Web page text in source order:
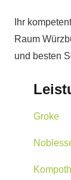
Ihr
Raum
und besten
Groke